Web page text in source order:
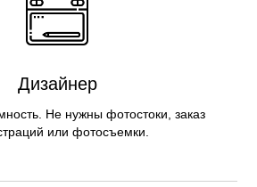
Дизайнер
Не нужны фотостоки, заказ
или фотосъемки.